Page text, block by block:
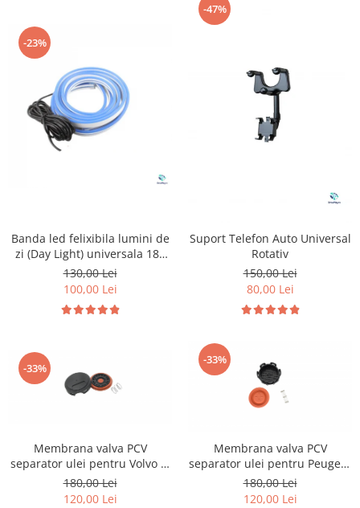
-23%
Banda led felixibila lumini de
zi (Day Light) universala 180
cm
130,00 Lei
100,00 Lei
-47%
Suport Telefon Auto Universal
Rotativ
150,00 Lei
80,00 Lei
-33%
Membrana valva PCV
separator ulei pentru Volvo si
Land Rover
180,00 Lei
120,00 Lei
-33%
Membrana valva PCV
separator ulei pentru Peugeot
1.6 HDI
180,00 Lei
120,00 Lei